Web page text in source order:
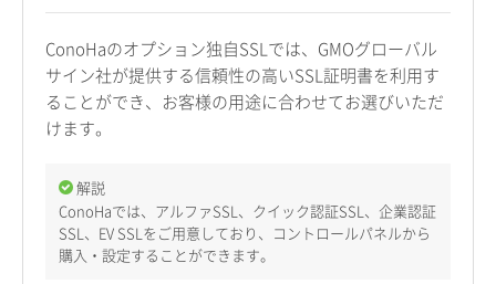
ConoHaのオプション独自SSLでは、GMOグローバル
サイン社が提供する信頼性の高いSSL証明書を利用す
ることができ、お客様の用途に合わせてお選びいただ
けます。
解説
ConoHaでは、アルファSSL、クイック認証SSL、企業認証
SSL、EV SSLをご用意しており、コントロールパネルから
購入・設定することができます。